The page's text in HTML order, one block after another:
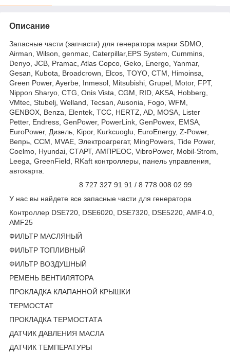
Описание
Запасные части (запчасти) для генератора марки SDMO,
Airman, Wilson, genmac, Caterpillar,EPS System, Cummins,
Denyo, JCB, Pramac, Atlas Copco, Geko, Energo, Yanmar,
Gesan, Kubota, Broadcrown, Elcos, TOYO, CTM, Himoinsa,
Green Power, Ayerbe, Inmesol, Mitsubishi, Grupel, Motor, FPT,
Nippon Sharyo, CTG, Onis Vista, CGM, RID, AKSA, Hobberg,
VMtec, Stubelj, Welland, Tecsan, Ausonia, Fogo, WFM,
GENBOX, Benza, Elentek, TCC, HERTZ, AD, MOSA, Lister
Petter, Endress, GenPower, PowerLink, GenPowex, EMSA,
EuroPower, Дизель, Kipor, Kurkcuoglu, EuroEnergy, Z-Power,
Вепрь, CCM, MVAE, Электроагрегат, MingPowers, Tide Power,
Coelmo, Hyundai, СТАРТ, АМПРЕОС, VibroPower, Mobil-Strom,
Leega, GreenField, RKaft контроллеры, панель управления,
автокарта.
8 727 327 91 91 / 8 778 008 02 99
У нас вы найдете все запасные части для генератора
Контроллер DSE720, DSE6020, DSE7320, DSE5220, AMF4.0,
AMF25
ФИЛЬТР МАСЛЯНЫЙ
ФИЛЬТР ТОПЛИВНЫЙ
ФИЛЬТР ВОЗДУШНЫЙ
РЕМЕНЬ ВЕНТИЛЯТОРА
ПРОКЛАДКА КЛАПАННОЙ КРЫШКИ
ТЕРМОСТАТ
ПРОКЛАДКА ТЕРМОСТАТА
ДАТЧИК ДАВЛЕНИЯ МАСЛА
ДАТЧИК ТЕМПЕРАТУРЫ